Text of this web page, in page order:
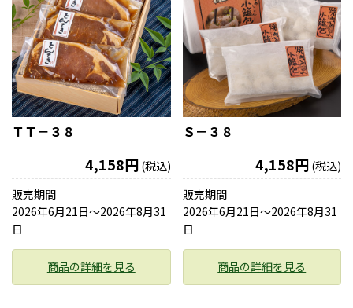
ＴＴ－３８
4,158円 (税込)
販売期間
2026年6月21日〜2026年8月31
日
商品の詳細を見る
Ｓ－３８
4,158円 (税込)
販売期間
2026年6月21日〜2026年8月31
日
商品の詳細を見る